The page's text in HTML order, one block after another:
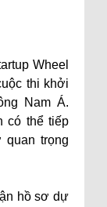
Wheel
thi khởi
Nam Á.
có thể tiếp
trọng
hồ sơ dự